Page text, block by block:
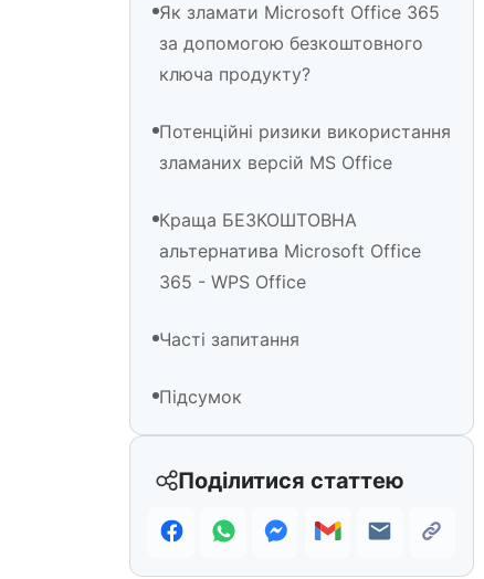
Як зламати Microsoft Office 365
за допомогою безкоштовного
ключа продукту?
Потенційні ризики використання
зламаних версій MS Office
Краща БЕЗКОШТОВНА
альтернатива Microsoft Office
365 - WPS Office
Часті запитання
Підсумок
Поділитися статтею